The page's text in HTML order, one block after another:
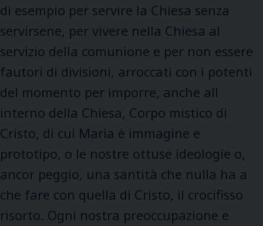
di esempio per servire la Chiesa senza
servirsene, per vivere nella Chiesa al
servizio della comunione e per non essere
fautori di divisioni, arroccati con i potenti
del momento per imporre, anche all
interno della Chiesa, Corpo mistico di
Cristo, di cui Maria è immagine e
prototipo, o le nostre ottuse ideologie o,
ancor peggio, una santità che nulla ha a
che fare con quella di Cristo, il crocifisso
risorto. Ogni nostra preoccupazione e